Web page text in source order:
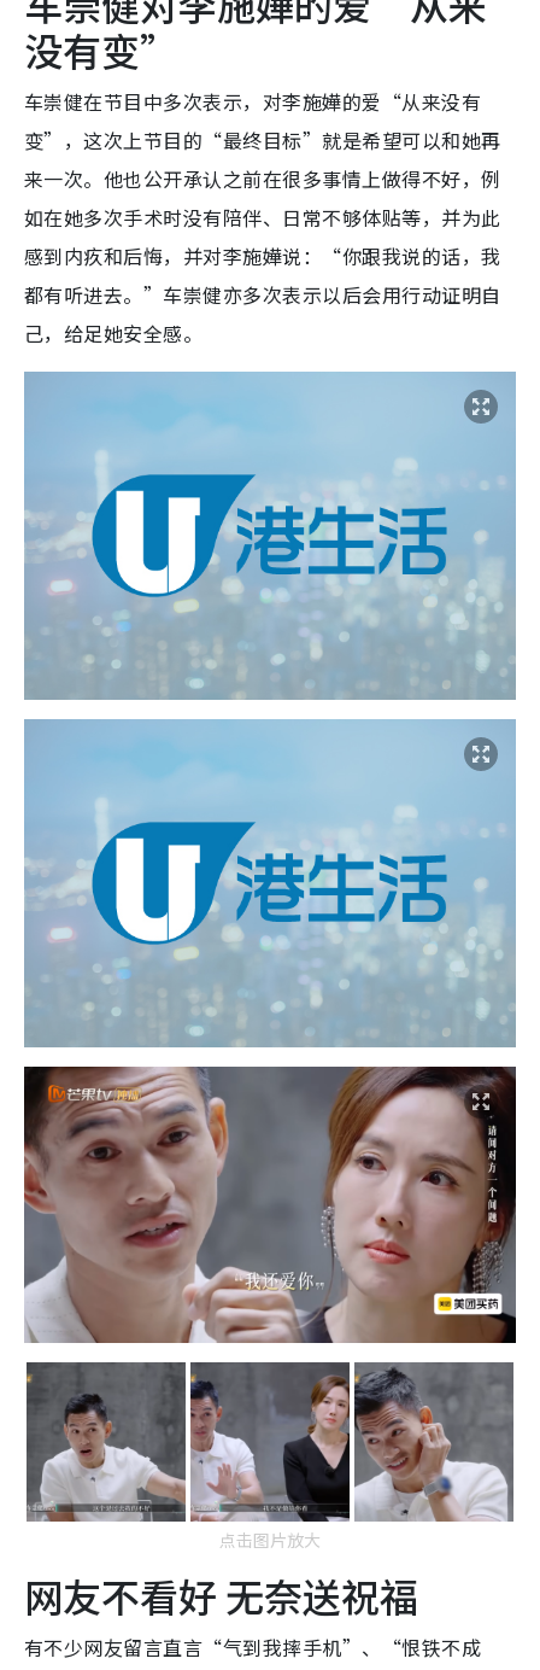
没有变”
​车崇健在节目中多次表示，对李施嬅的爱“从来没有
变”，这次上节目的“最终目标”就是希望可以和她再
来一次。他也公开承认之前在很多事情上做得不好，例
如在她多次手术时没有陪伴、日常不够体贴等，并为此
感到内疚和后悔，并对李施嬅说：“你跟我说的话，我
都有听进去。”车崇健亦多次表示以后会用行动证明自
己，给足她安全感。
点击图片放大
网友不看好 无奈送祝福
有不少网友留言直言“气到我摔手机”、“恨铁不成